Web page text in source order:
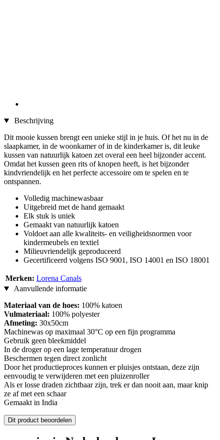
Beschrijving
Dit mooie kussen brengt een unieke stijl in je huis. Of het nu in de
slaapkamer, in de woonkamer of in de kinderkamer is, dit leuke
kussen van natuurlijk katoen zet overal een heel bijzonder accent.
Omdat het kussen geen rits of knopen heeft, is het bijzonder
kindvriendelijk en het perfecte accessoire om te spelen en te
ontspannen.
Volledig machinewasbaar
Uitgebreid met de hand gemaakt
Elk stuk is uniek
Gemaakt van natuurlijk katoen
Voldoet aan alle kwaliteits- en veiligheidsnormen voor
kindermeubels en textiel
Milieuvriendelijk geproduceerd
Gecertificeerd volgens ISO 9001, ISO 14001 en ISO 18001
Merken: Lorena Canals
Aanvullende informatie
Materiaal van de hoes: 100% katoen
Vulmateriaal: 100% polyester
Afmeting: 30x50cm
Machinewas op maximaal 30°C op een fijn programma
Gebruik geen bleekmiddel
In de droger op een lage temperatuur drogen
Beschermen tegen direct zonlicht
Door het productieproces kunnen er pluisjes ontstaan, deze zijn
eenvoudig te verwijderen met een pluizenroller
Als er losse draden zichtbaar zijn, trek er dan nooit aan, maar knip
ze af met een schaar
Gemaakt in India
Dit product beoordelen